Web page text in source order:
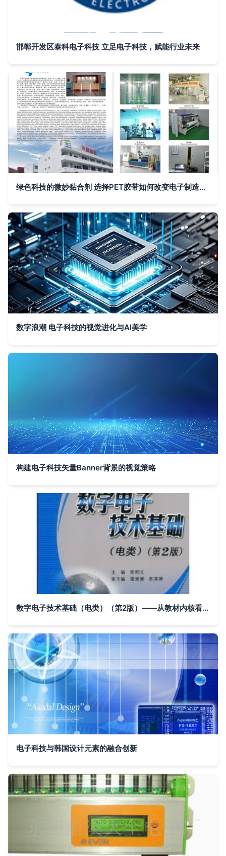
邯郸开发区泰科电子科技 立足电子科技，赋能行业未来
绿色科技的微妙黏合剂 选择PET胶带如何改变电子制造的精致风貌
数字浪潮 电子科技的视觉进化与AI美学
构建电子科技矢量Banner背景的视觉策略
数字电子技术基础（电类）（第2版）——从教材内核看高等教育数字化转型
电子科技与韩国设计元素的融合创新